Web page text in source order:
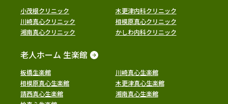
小茂根クリニック
木更津内科クリニック
川崎真心クリニック
相模原真心クリニック
湘南真心クリニック
かしわ内科クリニック
老人ホーム 生楽館
板橋生楽館
川崎真心生楽館
相模原真心生楽館
木更津真心生楽館
請西真心生楽館
湘南真心生楽館